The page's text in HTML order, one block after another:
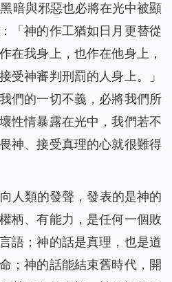
暗與邪惡也必將在光中被顯
「神的作工猶如日月更替從
在我身上，也作在他身上，
受神審判刑罰的人身上。
」
們的一切不義，必將我們所
性情暴露在光中，我們若不
神、接受真理的心就很難得
人類的發聲，發表的是神的
柄、有能力，是任何一個敗
語；神的話是真理，也是道
；神的話能結束舊時代，開